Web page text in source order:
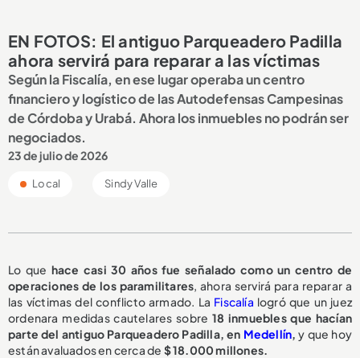
EN FOTOS: El antiguo Parqueadero Padilla
ahora servirá para reparar a las víctimas
Según la Fiscalía, en ese lugar operaba un centro
financiero y logístico de las Autodefensas Campesinas
de Córdoba y Urabá. Ahora los inmuebles no podrán ser
negociados.
23 de julio de 2026
Local Sindy Valle
Lo que hace casi 30 años fue señalado como un centro de
operaciones de los paramilitares, ahora servirá para reparar a
las víctimas del conflicto armado. La Fiscalía logró que un juez
ordenara medidas cautelares sobre 18 inmueblesque hacían
parte del antiguo Parqueadero Padilla, en Medellín, y que hoy
están avaluados en cerca de $ 18.000 millones.